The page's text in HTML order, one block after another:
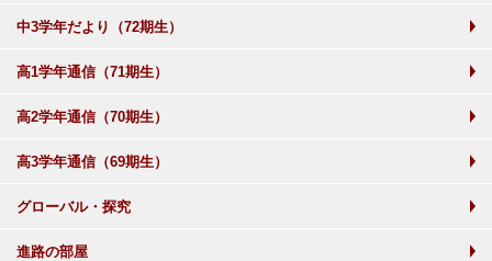
中3学年だより（72期生）
高1学年通信（71期生）
高2学年通信（70期生）
高3学年通信（69期生）
グローバル・探究
進路の部屋